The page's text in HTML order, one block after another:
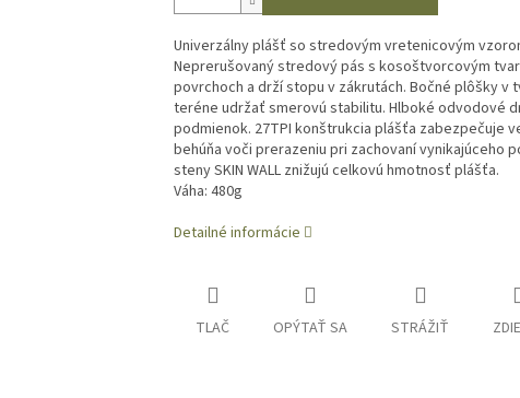
Univerzálny plášť so stredovým vretenicovým
Neprerušovaný stredový pás s kosoštvorcovým
povrchoch a drží stopu v zákrutách. Bočné plôšky v
teréne udržať smerovú stabilitu. Hlboké odvodové
podmienok. 27TPI konštrukcia plášťa zabezpečuje
behúňa voči prerazeniu pri zachovaní vynikajúceho
steny SKIN WALL znižujú celkovú hmotnosť plášťa.
Váha: 480g
Detailné informácie
TLAČ OPÝTAŤ SA STRÁŽIŤ